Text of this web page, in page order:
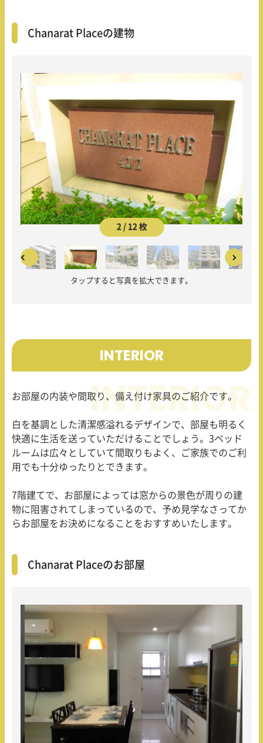
Chanarat Placeの建物
2 / 12 枚
タップすると写真を拡大できます。
INTERIOR
お部屋の内装や間取り、備え付け家具のご紹介です。
白を基調とした清潔感溢れるデザインで、部屋も明るく
快適に生活を送っていただけることでしょう。3ベッド
ルームは広々としていて間取りもよく、ご家族でのご利
用でも十分ゆったりとできます。
7階建てで、お部屋によっては窓からの景色が周りの建
物に阻害されてしまっているので、予め見学なさってか
らお部屋をお決めになることをおすすめいたします。
Chanarat Placeのお部屋